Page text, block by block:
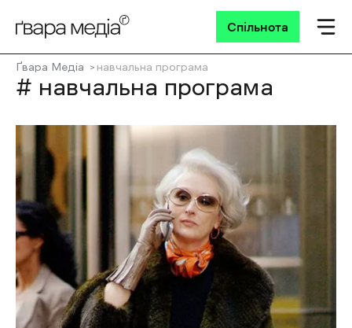
Спільнота
Ґвара Медіа навчальна програма
# навчальна програма